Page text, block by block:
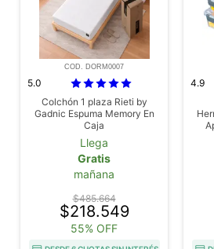
COD. DORM0007
5.0
Colchón 1 plaza Rieti by
Gadnic Espuma Memory En
Caja
Llega
Gratis
mañana
$485.664
$218.549
55% OFF
4.9